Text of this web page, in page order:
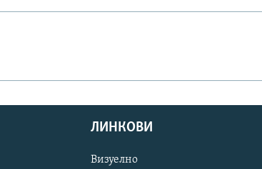
ЛИНКОВИ
Визуелно